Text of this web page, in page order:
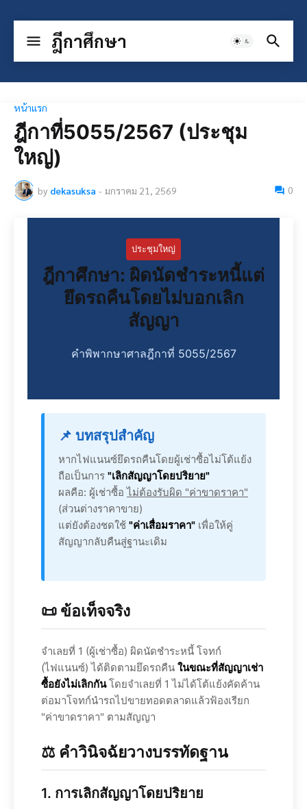
ฎีกาศึกษา
หน้าแรก
ฎีกาที่5055/2567 (ประชุม
ใหญ่)
by dekasuksa - มกราคม 21, 2569 0
ประชุมใหญ่
ฎีกาศึกษา: ผิดนัดชำระหนี้แต่
ยึดรถคืนโดยไม่บอกเลิก
สัญญา
คำพิพากษาศาลฎีกาที่ 5055/2567
📌 บทสรุปสำคัญ
หากไฟแนนซ์ยึดรถคืนโดยผู้เช่าซื้อไม่โต้แย้ง
ถือเป็นการ "เลิกสัญญาโดยปริยาย"
ผลคือ: ผู้เช่าซื้อไม่ต้องรับผิด "ค่าขาดราคา"
(ส่วนต่างราคาขาย)
แต่ยังต้องชดใช้ "ค่าเสื่อมราคา" เพื่อให้คู่
สัญญากลับคืนสู่ฐานะเดิม
📜 ข้อเท็จจริง
จำเลยที่ 1 (ผู้เช่าซื้อ) ผิดนัดชำระหนี้ โจทก์
(ไฟแนนซ์) ได้ติดตามยึดรถคืน ในขณะที่สัญญาเช่า
ซื้อยังไม่เลิกกันโดยจำเลยที่ 1 ไม่ได้โต้แย้งคัดค้าน
ต่อมาโจทก์นำรถไปขายทอดตลาดแล้วฟ้องเรียก
"ค่าขาดราคา" ตามสัญญา
⚖️ คำวินิจฉัยวางบรรทัดฐาน
1. การเลิกสัญญาโดยปริยาย